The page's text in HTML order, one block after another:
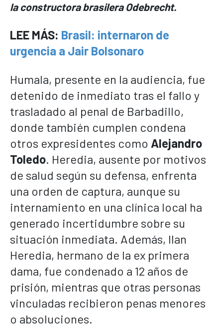
la constructora brasilera Odebrecht.
LEE MÁS: Brasil: internaron de
urgencia a Jair Bolsonaro
Humala, presente en la audiencia, fue
detenido de inmediato tras el fallo y
trasladado al penal de Barbadillo,
donde también cumplen condena
otros expresidentes como Alejandro
Toledo. Heredia, ausente por motivos
de salud según su defensa, enfrenta
una orden de captura, aunque su
internamiento en una clínica local ha
generado incertidumbre sobre su
situación inmediata. Además, Ilan
Heredia, hermano de la ex primera
dama, fue condenado a 12 años de
prisión, mientras que otras personas
vinculadas recibieron penas menores
o absoluciones.